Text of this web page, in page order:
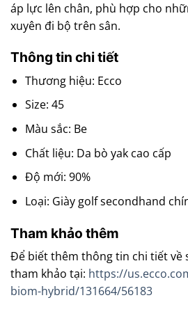
áp lực lên chân, phù hợp cho
xuyên đi bộ trên sân.
Thông tin chi tiết
Thương hiệu: Ecco
Size: 45
Màu sắc: Be
Chất liệu: Da bò yak cao cấp
Độ mới: 90%
Loại: Giày golf secondhand
Tham khảo thêm
Để biết thêm thông tin chi tiết về
tham khảo tại: https://
biom-hybrid/131664/56183